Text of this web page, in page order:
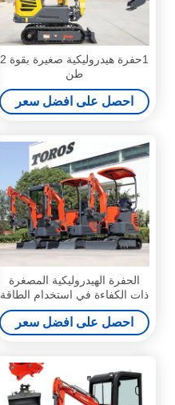
1حفرة هيدروليكية صغيرة بقوة 2
طن
احصل على افضل سعر
الحفرة الهيدروليكية المصغرة
ذات الكفاءة في استخدام الطاقة
مع عرض الهيكل 930 مم
احصل على افضل سعر